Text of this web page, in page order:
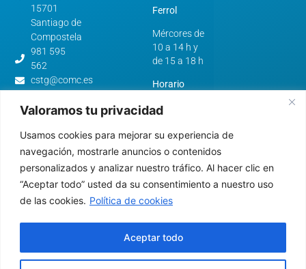
Valoramos tu privacidad
Usamos cookies para mejorar su experiencia de
navegación, mostrarle anuncios o contenidos
personalizados y analizar nuestro tráfico. Al hacer clic en
“Aceptar todo” usted da su consentimiento a nuestro uso
de las cookies. Política de cookies
Aceptar todo
15701
Santiago de
Compostela
981 595
562
cstg@comc.es
Avenida
de
Esteiro,
61.
15403 -
981 322
640
Ferrol
Mércores de
10 a 14 h y
de 15 a 18 h
Horario
Santiago de
Compostela
De luns a
venres de 9
a 15 h
Ferrol
10 a 14 h